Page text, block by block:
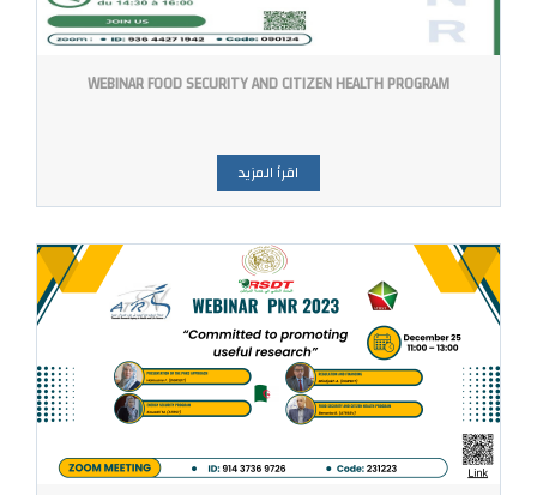
WEBINAR FOOD SECURITY AND CITIZEN HEALTH PROGRAM
اقرأ المزيد